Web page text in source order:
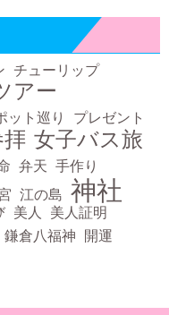
チューリップ
アー
ット巡り
プレゼント
拝 女子バス旅
弁天 手作り
江の島 神社
美人
美人証明
鎌倉八福神 開運